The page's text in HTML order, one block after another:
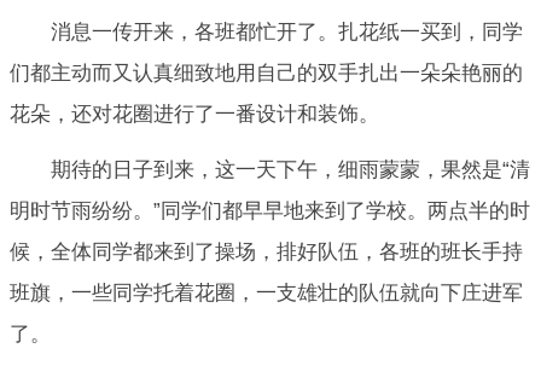
消息一传开来，各班都忙开了。扎花纸一买到，同学
们都主动而又认真细致地用自己的双手扎出一朵朵艳丽的
花朵，还对花圈进行了一番设计和装饰。
期待的日子到来，这一天下午，细雨蒙蒙，果然是“清
明时节雨纷纷。”同学们都早早地来到了学校。两点半的时
候，全体同学都来到了操场，排好队伍，各班的班长手持
班旗，一些同学托着花圈，一支雄壮的队伍就向下庄进军
了。